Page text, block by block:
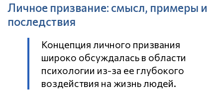
Личное призвание: смысл, примеры и
последствия
Концепция личного призвания
широко обсуждалась в области
психологии из-за ее глубокого
воздействия на жизнь людей.